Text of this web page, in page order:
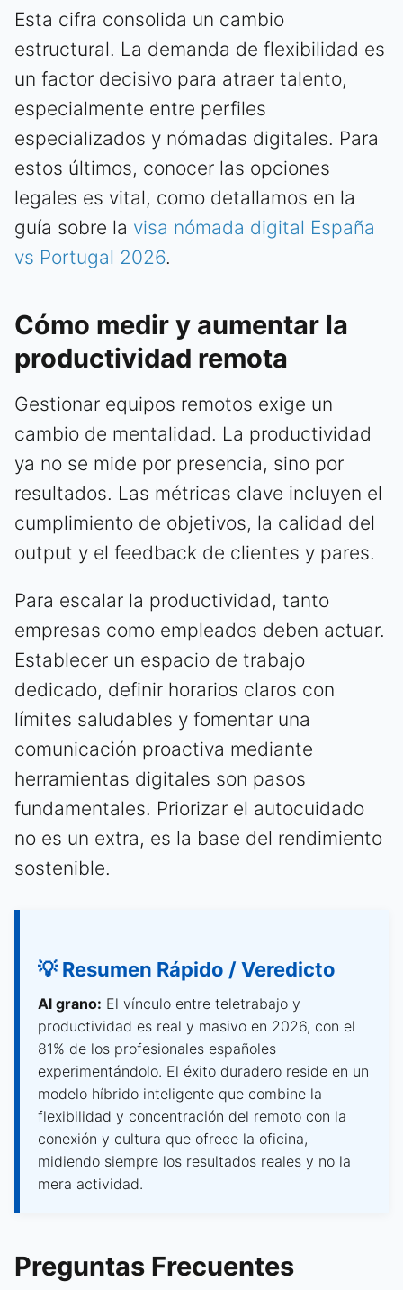
Esta cifra consolida un cambio
estructural. La demanda de flexibilidad es
un factor decisivo para atraer talento,
especialmente entre perfiles
especializados y nómadas digitales. Para
estos últimos, conocer las opciones
legales es vital, como detallamos en la
guía sobre la visa nómada digital España
vs Portugal 2026.
Cómo medir y aumentar la
productividad remota
Gestionar equipos remotos exige un
cambio de mentalidad. La productividad
ya no se mide por presencia, sino por
resultados. Las métricas clave incluyen el
cumplimiento de objetivos, la calidad del
output y el feedback de clientes y pares.
Para escalar la productividad, tanto
empresas como empleados deben actuar.
Establecer un espacio de trabajo
dedicado, definir horarios claros con
límites saludables y fomentar una
comunicación proactiva mediante
herramientas digitales son pasos
fundamentales. Priorizar el autocuidado
no es un extra, es la base del rendimiento
sostenible.
💡 Resumen Rápido / Veredicto
Al grano: El vínculo entre teletrabajo y
productividad es real y masivo en 2026, con el
81% de los profesionales españoles
experimentándolo. El éxito duradero reside en un
modelo híbrido inteligente que combine la
flexibilidad y concentración del remoto con la
conexión y cultura que ofrece la oficina,
midiendo siempre los resultados reales y no la
mera actividad.
Preguntas Frecuentes